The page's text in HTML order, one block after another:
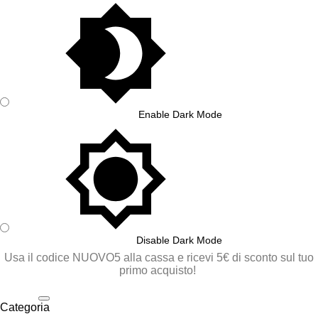
Enable Dark Mode
Disable Dark Mode
Usa il codice NUOVO5 alla cassa e ricevi 5€ di sconto sul tuo
primo acquisto!
Categoria